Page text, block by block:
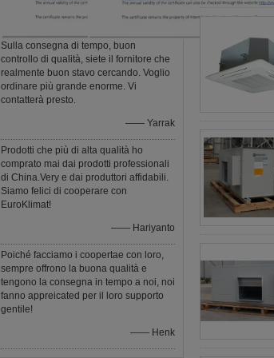
Sulla consegna di tempo, buon
controllo di qualità, siete il fornitore che
realmente buon stavo cercando. Voglio
ordinare più grande enorme. Vi
contatterà presto.
—— Yarrak
Prodotti che più di alta qualità ho
comprato mai dai prodotti professionali
di China.Very e dai produttori affidabili.
Siamo felici di cooperare con
EuroKlimat!
—— Hariyanto
Poiché facciamo i coopertae con loro,
sempre offrono la buona qualità e
tengono la consegna in tempo a noi, noi
fanno appreicated per il loro supporto
gentile!
—— Henk